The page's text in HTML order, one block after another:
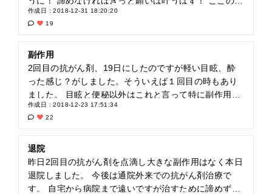
さんも一緒に頑張りましょう！ 来年も宜しくお願いし
ます！
作成日 : 2018-12-31 18:20:20
19
副作用
2回目の抗がん剤、19日にしたのですが軽い目眩、酔
った感じ？がしました。そういえば１回目の時もあり
ました。 目眩と便秘以外はこれと言って特に副作用は
なかったのですが２回目投与の2日後から身体の倦怠
感、直ぐに疲れる、眠けが出てきました。 これが副作
用？ でも今の所我慢出来る程度です。 これからまだま
だ酷くなるのかな？ 不安がいっぱいです。 でも乗り切
らなきゃ行けないですよね！ 頑張ろう！
作成日 : 2018-12-23 17:51:34
22
退院
昨日2回目の抗がん剤を点滴し大きな副作用はなく本日
退院しました。 今後は通院外来での抗がん剤治療で
す。 自宅から病院まで遠いですが治すために諦めず頑